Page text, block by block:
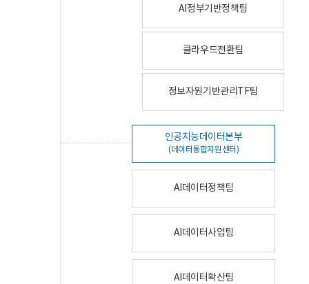
AI정부기반정책팀
클라우드전환팀
정보자원기반관리TF팀
인공지능데이터본부
(데이터통합지원센터)
AI데이터정책팀
AI데이터사업팀
AI데이터확산팀